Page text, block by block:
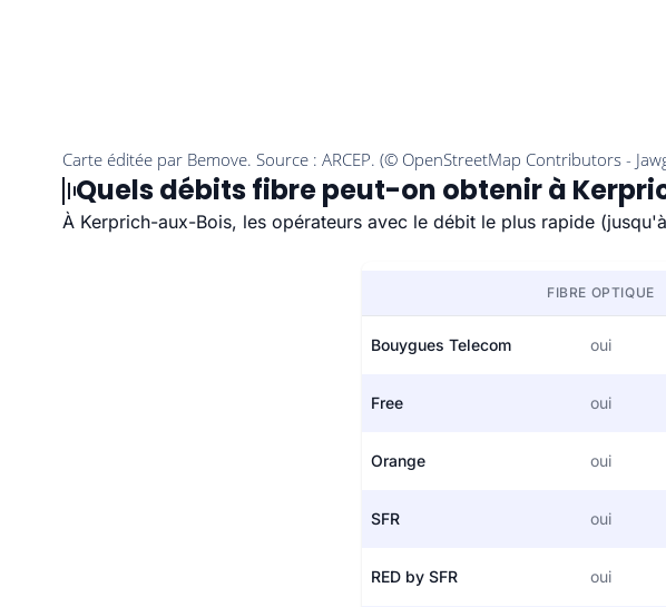
Quels débits fibre peut-on obtenir à
À Kerprich-aux-Bois, les opérateurs avec le débit le plus rapide
FIBRE OPTIQUE
Bouygues Telecom oui
Free oui
Orange oui
SFR oui
RED by SFR oui